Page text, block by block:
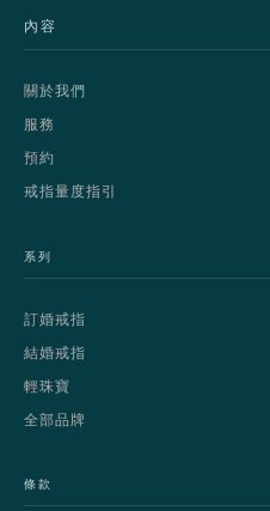
內容
關於我們
服務
預約
戒指量度指引
系列
訂婚戒指
結婚戒指
輕珠寶
全部品牌
條款